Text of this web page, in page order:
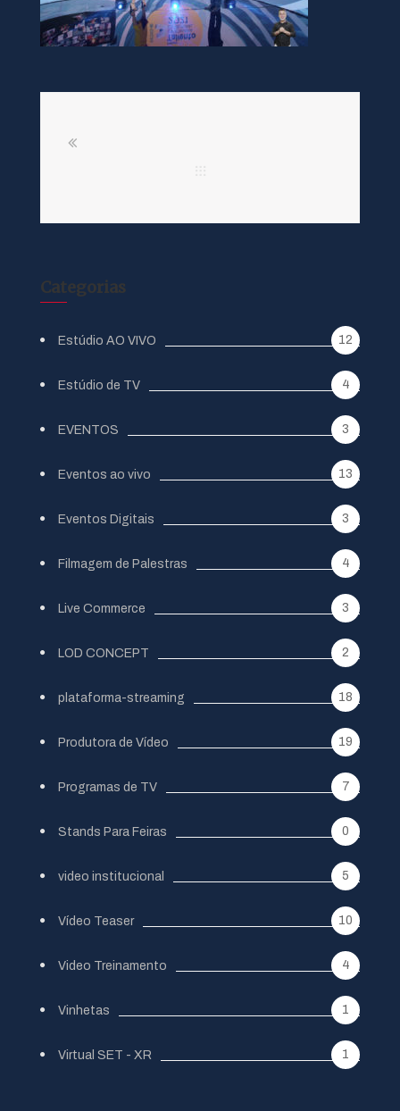
Categorias
Estúdio AO VIVO 12
Estúdio de TV 4
EVENTOS 3
Eventos ao vivo 13
Eventos Digitais 3
Filmagem de Palestras 4
Live Commerce 3
LOD CONCEPT 2
plataforma-streaming 18
Produtora de Vídeo 19
Programas de TV 7
Stands Para Feiras 0
video institucional 5
Vídeo Teaser 10
Video Treinamento 4
Vinhetas 1
Virtual SET - XR 1